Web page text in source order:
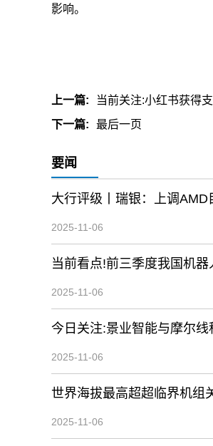
影响。
上一篇:
当前关注:小红书获得
下一篇:
最后一页
要闻
大行评级丨瑞银：上调AMD
2025-11-06
当前看点!前三季度我国机
2025-11-06
今日关注:景业智能与摩尔线
2025-11-06
2025-11-06